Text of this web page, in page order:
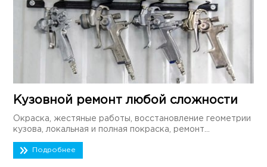
Кузовной ремонт любой сложности
Окраска, жестяные работы, восстановление геометрии
кузова, локальная и полная покраска, ремонт...
Подробнее